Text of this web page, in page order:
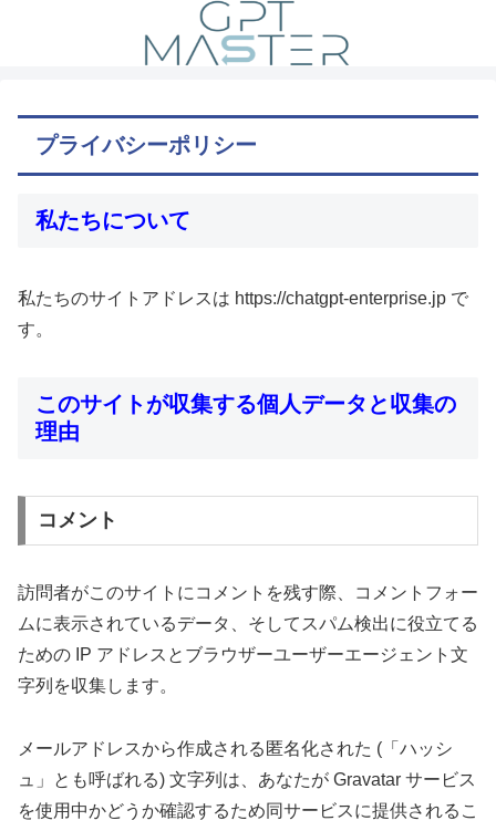
プライバシーポリシー
私たちについて
私たちのサイトアドレスは https://chatgpt-enterprise.jp で
す。
このサイトが収集する個人データと収集の
理由
コメント
訪問者がこのサイトにコメントを残す際、コメントフォー
ムに表示されているデータ、そしてスパム検出に役立てる
ための IP アドレスとブラウザーユーザーエージェント文
字列を収集します。
メールアドレスから作成される匿名化された (「ハッシ
ュ」とも呼ばれる) 文字列は、あなたが Gravatar サービス
を使用中かどうか確認するため同サービスに提供されるこ